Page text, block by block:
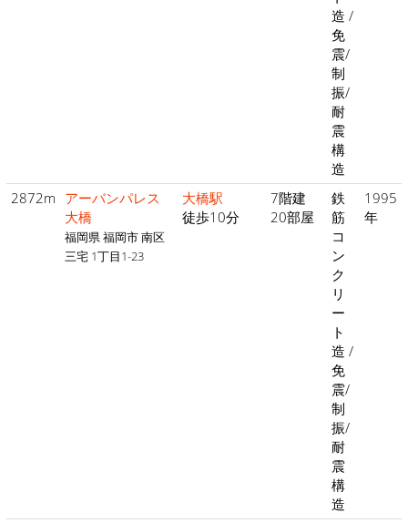
造 /
免
震/
制
振/
耐
震
構
造
2872m アーバンパレス
大橋
福岡県 福岡市 南区
三宅 1丁目1-23
大橋駅
徒歩10分
7階建
20部屋
鉄
筋
コ
ン
ク
リ
ー
ト
造 /
免
震/
制
振/
耐
震
構
造
1995
年